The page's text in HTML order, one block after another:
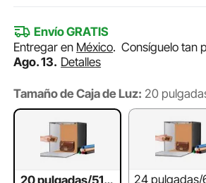
Envío GRATIS
Entregar en México.Consíguelo tan
Ago. 13. Detalles
Tamaño de Caja de Luz: 20
24 pulgadas/